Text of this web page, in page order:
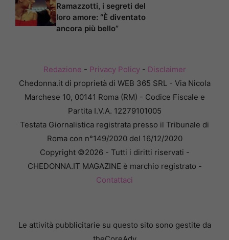
Ramazzotti, i segreti del
loro amore: “È diventato
ancora più bello”
Redazione - Privacy Policy- Disclaimer
Chedonna.it di proprietà di WEB 365 SRL - Via Nicola
Marchese 10, 00141 Roma (RM) - Codice Fiscale e
Partita I.V.A. 12279101005
Testata Giornalistica registrata presso il Tribunale di
Roma con n°149/2020 del 16/12/2020
Copyright ©2026 - Tutti i diritti riservati -
CHEDONNA.IT MAGAZINE è marchio registrato -
Contattaci
Le attività pubblicitarie su questo sito sono gestite da